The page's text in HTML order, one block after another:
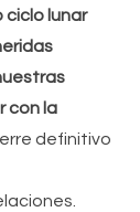
ciclo lunar
con la
definitivo